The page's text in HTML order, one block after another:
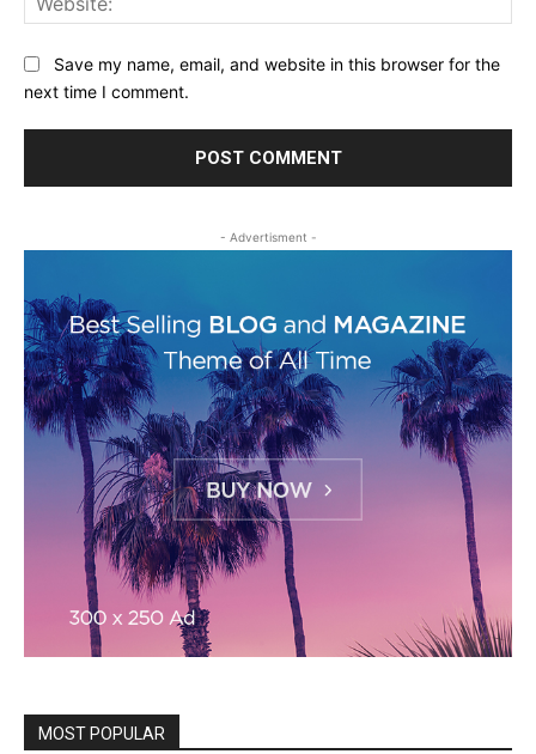
Save my name, email, and website in this browser for the
next time I comment.
- Advertisment -
MOST POPULAR